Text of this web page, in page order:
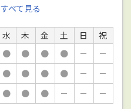
すべて見る
水 木 金 土 日
祝
● ● ● ● －
－
● ● ● ● －
－
● ● ● － －
－